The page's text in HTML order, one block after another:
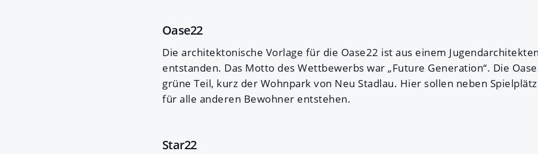
Oase22
Die architektonische Vorlage für die Oase22 ist aus einem
entstanden. Das Motto des Wettbewerbs war „Future Generation“. Die
grüne Teil, kurz der Wohnpark von Neu Stadlau. Hier sollen neben
für alle anderen Bewohner entstehen.
Star22